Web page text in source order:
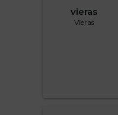
vieras
Vieras